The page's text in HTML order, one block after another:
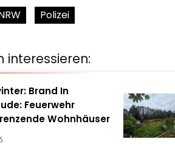
Polizei
interessieren:
Brand In
Feuerwehr
Wohnhäuser